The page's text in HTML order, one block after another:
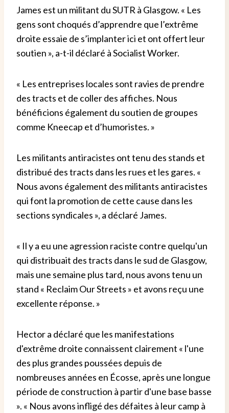
James est un militant du SUTR à Glasgow. « Les
gens sont choqués d’apprendre que l’extrême
droite essaie de s’implanter ici et ont offert leur
soutien », a-t-il déclaré à Socialist Worker.
« Les entreprises locales sont ravies de prendre
des tracts et de coller des affiches. Nous
bénéficions également du soutien de groupes
comme Kneecap et d’humoristes. »
Les militants antiracistes ont tenu des stands et
distribué des tracts dans les rues et les gares. «
Nous avons également des militants antiracistes
qui font la promotion de cette cause dans les
sections syndicales », a déclaré James.
« Il y a eu une agression raciste contre quelqu'un
qui distribuait des tracts dans le sud de Glasgow,
mais une semaine plus tard, nous avons tenu un
stand « Reclaim Our Streets » et avons reçu une
excellente réponse. »
Hector a déclaré que les manifestations
d'extrême droite connaissent clairement « l'une
des plus grandes poussées depuis de
nombreuses années en Écosse, après une longue
période de construction à partir d'une base basse
». « Nous avons infligé des défaites à leur camp à